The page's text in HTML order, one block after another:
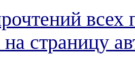
всех
страницу